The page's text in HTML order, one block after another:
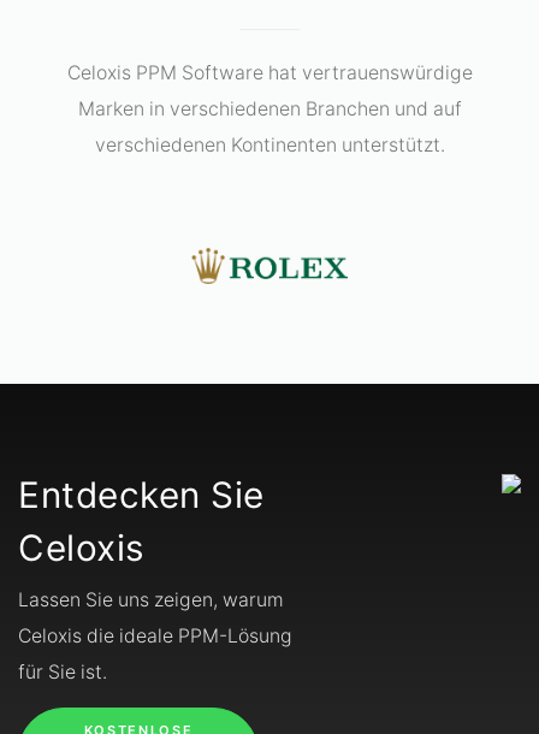
Celoxis PPM Software hat vertrauenswürdige
Marken in verschiedenen Branchen und auf
verschiedenen Kontinenten unterstützt.
Entdecken Sie
Celoxis
Lassen Sie uns zeigen, warum
Celoxis die ideale PPM-Lösung
für Sie ist.
KOSTENLOSE